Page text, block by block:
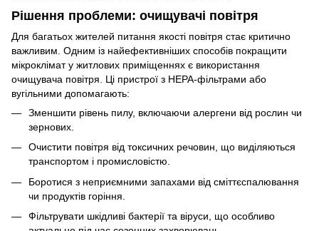
Рішення проблеми: очищувачі повітря
Для багатьох жителей питання якості повітря стає критично
важливим. Одним із найефективніших способів покращити
мікроклімат у житлових приміщеннях є використання
очищувача повітря. Ці пристрої з HEPA-фільтрами або
вугільними допомагають:
Зменшити рівень пилу, включаючи алергени від рослин чи
зернових.
Очистити повітря від токсичних речовин, що виділяються
транспортом і промисловістю.
Боротися з неприємними запахами від сміттєспалювання
чи продуктів горіння.
Фільтрувати шкідливі бактерії та віруси, що особливо